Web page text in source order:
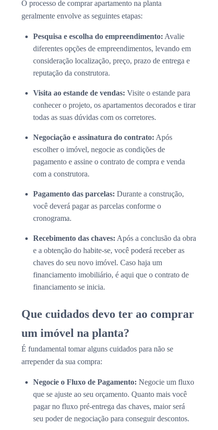
O processo de comprar apartamento na planta
geralmente envolve as seguintes etapas:
Pesquisa e escolha do empreendimento: Avalie
diferentes opções de empreendimentos, levando em
consideração localização, preço, prazo de entrega e
reputação da construtora.
Visita ao estande de vendas: Visite o estande para
conhecer o projeto, os apartamentos decorados e tirar
todas as suas dúvidas com os corretores.
Negociação e assinatura do contrato: Após
escolher o imóvel, negocie as condições de
pagamento e assine o contrato de compra e venda
com a construtora.
Pagamento das parcelas: Durante a construção,
você deverá pagar as parcelas conforme o
cronograma.
Recebimento das chaves: Após a conclusão da obra
e a obtenção do habite-se, você poderá receber as
chaves do seu novo imóvel. Caso haja um
financiamento imobiliário, é aqui que o contrato de
financiamento se inicia.
Que cuidados devo ter ao comprar
um imóvel na planta?
É fundamental tomar alguns cuidados para não se
arrepender da sua compra:
Negocie o Fluxo de Pagamento: Negocie um fluxo
que se ajuste ao seu orçamento. Quanto mais você
pagar no fluxo pré-entrega das chaves, maior será
seu poder de negociação para conseguir descontos.